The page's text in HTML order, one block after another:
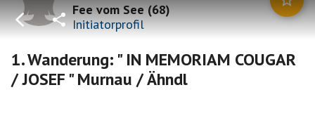
Fee vom See(68)
Initiatorprofil
1. Wanderung: " IN MEMORIAM COUGAR
/ JOSEF " Murnau / Ähndl